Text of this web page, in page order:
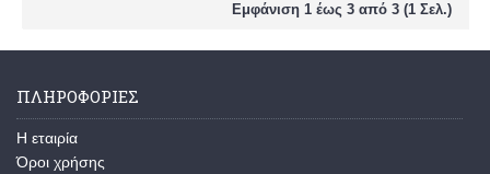
Εμφάνιση 1 έως 3 από 3 (1 Σελ.)
ΠΛΗΡΟΦΟΡΙΕΣ
H εταιρία
Όροι χρήσης